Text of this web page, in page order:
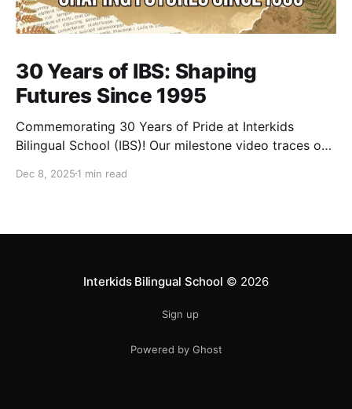
30 Years of IBS: Shaping
Futures Since 1995
Commemorating 30 Years of Pride at Interkids
Bilingual School (IBS)! Our milestone video traces our
years of innovation, 30 years of shaping futures.
Dec 8, 2025 1 min read
Interkids Bilingual School © 2026
Sign up
Powered by Ghost